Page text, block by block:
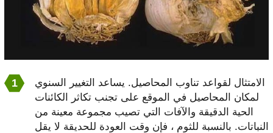
الامتثال لقواعد تناوب المحاصيل. يساعد التغيير السنوي
لمكان المحاصيل في الموقع على تجنب تكاثر الكائنات
الحية الدقيقة والآفات التي تصيب مجموعة معينة من
النباتات. بالنسبة للثوم ، فإن وقت العودة للحديقة لا يقل